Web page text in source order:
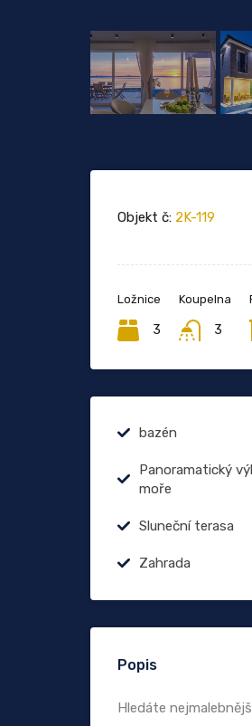
Objekt č: 2K-119
Ložnice
3
Koupelna
3
bazén
Panoramatický
moře
Sluneční terasa
Zahrada
Popis
Hledáte